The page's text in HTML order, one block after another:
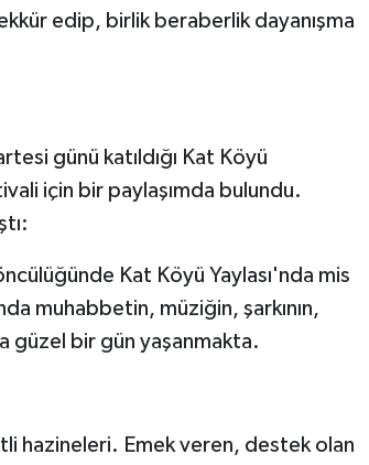
edip, birlik beraberlik dayanışma
günü katıldığı Kat Köyü
için bir paylaşımda bulundu.
Kat Köyü Yaylası'nda mis
muhabbetin, müziğin, şarkının,
güzel bir gün yaşanmakta.
hazineleri. Emek veren, destek olan